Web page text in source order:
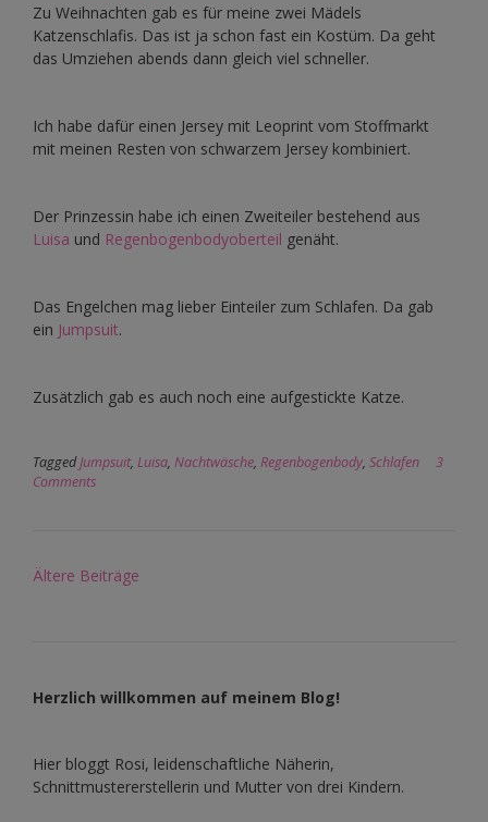
Zu Weihnachten gab es für meine zwei Mädels
Katzenschlafis. Das ist ja schon fast ein Kostüm. Da geht
das Umziehen abends dann gleich viel schneller.
Ich habe dafür einen Jersey mit Leoprint vom Stoffmarkt
mit meinen Resten von schwarzem Jersey kombiniert.
Der Prinzessin habe ich einen Zweiteiler bestehend aus
Luisa und Regenbogenbodyoberteil genäht.
Das Engelchen mag lieber Einteiler zum Schlafen. Da gab
ein Jumpsuit.
Zusätzlich gab es auch noch eine aufgestickte Katze.
TaggedJumpsuit, Luisa, Nachtwäsche, Regenbogenbody, Schlafen
3
Comments
Beitragsnavigation
Ältere Beiträge
Herzlich willkommen auf meinem Blog!
Hier bloggt Rosi, leidenschaftliche Näherin,
Schnittmustererstellerin und Mutter von drei Kindern.